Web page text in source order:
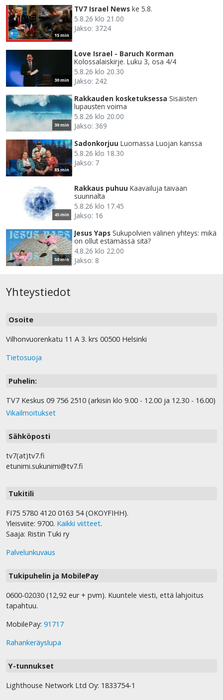
15 min
TV7 Israel News ke 5.8.
5.8.26 klo 21.00
Jakso: 3724
30 min
Love Israel - Baruch Korman
Kolossalaiskirje. Luku 3, osa 4/4
5.8.26 klo 20.30
Jakso: 242
30 min
Rakkauden kosketuksessa Sisäisten
lupausten voima
5.8.26 klo 20.00
Jakso: 369
85 min
Sadonkorjuu Luomassa Luojan kanssa
5.8.26 klo 18.30
Jakso: 7
45 min
Rakkaus puhuu Kaavailuja taivaan
suunnalta
5.8.26 klo 17.45
Jakso: 16
50 min
Jesus Yaps Sukupolvien välinen yhteys: mikä
on ollut estämässä sitä?
4.8.26 klo 22.00
Jakso: 8
Yhteystiedot
Osoite
Vilhonvuorenkatu 11 A 3. krs 00500 Helsinki
Tietosuoja
Puhelin:
TV7 Keskus 09 756 2510 (arkisin klo 9.00 - 12.00 ja 12.30 - 16.00)
Vikailmoitukset
Sähköposti
tv7(at)tv7.fi
etunimi.sukunimi@tv7.fi
Tukitili
FI75 5780 4120 0163 54 (OKOYFIHH).
Yleisviite: 9700. Kaikki viitteet.
Saaja: Ristin Tuki ry
Palvelunkuvaus
Tukipuhelin ja MobilePay
0600-02030 (12,92 eur + pvm). Kuuntele viesti, että lahjoitus
tapahtuu.
MobilePay: 91717
Rahankeräyslupa
Y-tunnukset
Lighthouse Network Ltd Oy: 1833754-1